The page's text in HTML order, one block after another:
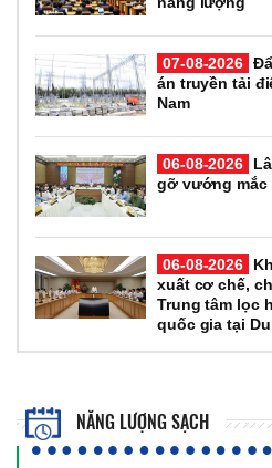
07-08-2026
án truyền tải
Nam
06-08-2026
gỡ vướng mắc
06-08-2026
xuất cơ chế,
Trung tâm lọc
quốc gia tại
NĂNG LƯỢNG SẠCH